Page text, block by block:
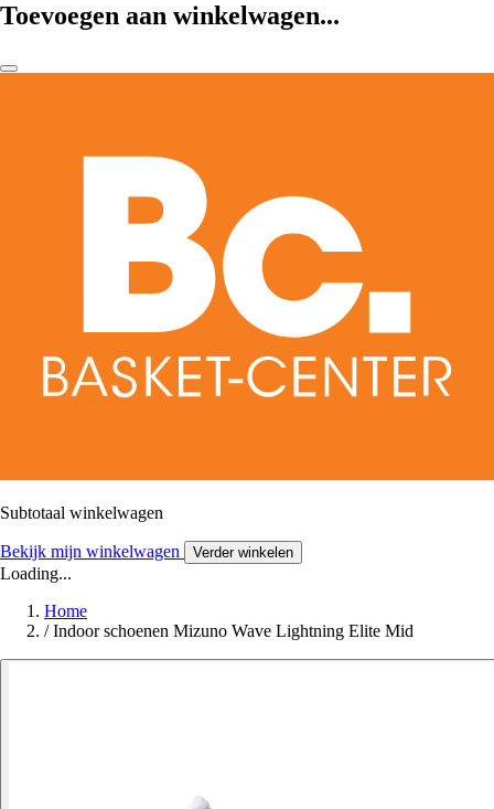
Toevoegen aan winkelwagen...
Subtotaal winkelwagen
Bekijk mijn winkelwagen Verder winkelen
Loading...
Home
/ Indoor schoenen Mizuno Wave Lightning Elite Mid